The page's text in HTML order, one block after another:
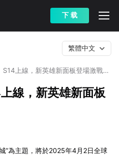
下 载
S14上線，新英雄新面板登場激戰賽
繁體中文
線，新英雄新面板
”為主題，將於2025年4月2日全球